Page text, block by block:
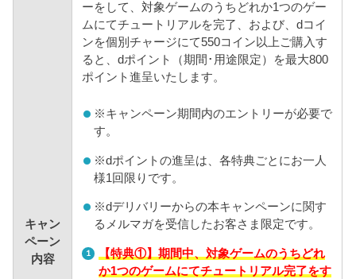
キャン
ペーン
内容
ーをして、対象ゲームのうちどれか1つのゲー
ムにてチュートリアルを完了、および、dコイ
ンを個別チャージにて550コイン以上ご購入す
ると、dポイント（期間･用途限定）を最大800
ポイント進呈いたします。
※キャンペーン期間内のエントリーが必要で
す。
※dポイントの進呈は、各特典ごとにお一人
様1回限りです。
※dデリバリーからの本キャンペーンに関す
るメルマガを受信したお客さま限定です。
【特典①】期間中、対象ゲームのうちどれ
か1つのゲームにてチュートリアル完了をす